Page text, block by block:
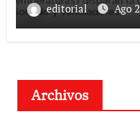
editorial Ago
Archivos